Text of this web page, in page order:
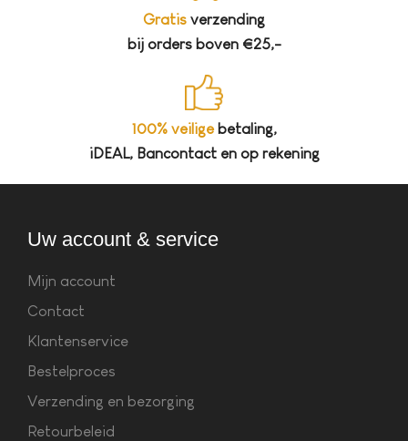
Gratis verzending
bij orders boven €25,-
100% veiligebetaling,
iDEAL, Bancontact en op rekening
Uw account & service
Mijn account
Contact
Klantenservice
Bestelproces
Verzending en bezorging
Retourbeleid